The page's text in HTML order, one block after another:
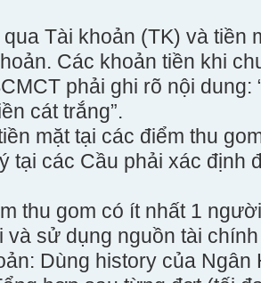
Tài khoản (TK) và tiền
Các khoản tiền khi
phải ghi rõ nội dung:
cát trắng”.
mặt tại các điểm thu
tại các Cầu phải xác định
thu gom có ít nhất 1
và sử dụng nguồn tài chính
Dùng history của Ngân